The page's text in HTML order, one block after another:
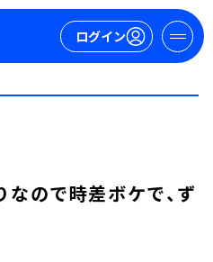
ログイン
なので時差ボケで、ず